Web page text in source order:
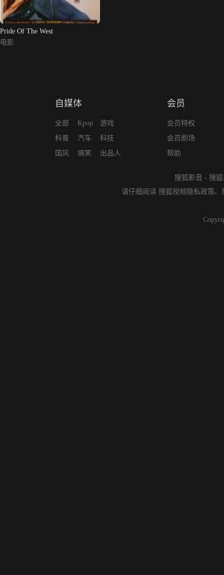
Pride Of The West
电影
自媒体
全部
科普
国风
Kpop
汽车
搞笑
游戏
科技
出品人
会员
会员特权
会员剧场
帮助
搜狐影音 - 搜
请仔细阅读 搜狐视频隐私政策、